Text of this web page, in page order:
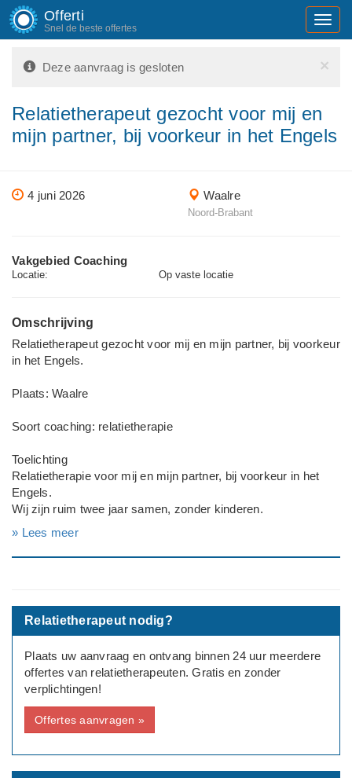
Offerti
Snel de beste offertes
×
Deze aanvraag is gesloten
Relatietherapeut gezocht voor mij en
mijn partner, bij voorkeur in het Engels
4 juni 2026 Waalre
Noord-Brabant
Vakgebied Coaching
Locatie: Op vaste locatie
Omschrijving
Relatietherapeut gezocht voor mij en mijn partner, bij voorkeur
in het Engels.
Plaats: Waalre
Soort coaching: relatietherapie
Toelichting
Relatietherapie voor mij en mijn partner, bij voorkeur in het
Engels.
Wij zijn ruim twee jaar samen, zonder kinderen.
» Lees meer
Relatietherapeut nodig?
Plaats uw aanvraag en ontvang binnen 24 uur meerdere
offertes van relatietherapeuten. Gratis en zonder
verplichtingen!
Offertes aanvragen »